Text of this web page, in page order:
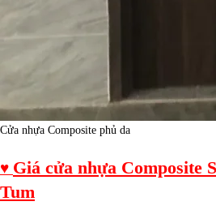
Cửa nhựa Composite phủ da
♥ Giá cửa nhựa Composite
Tum